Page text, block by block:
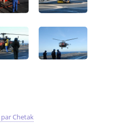
parChetak